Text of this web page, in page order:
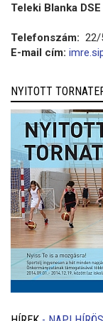
Teleki Blanka DSE
Telefonszám: 22/
E-mail cím:
NYITOTT